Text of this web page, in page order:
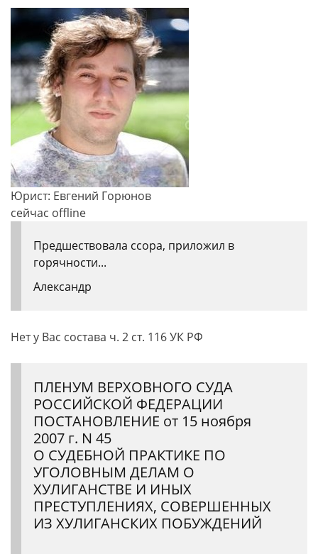
Юрист: Евгений Горюнов
сейчас offline
Предшествовала ссора, приложил в
горячности...
Александр
Нет у Вас состава ч. 2 ст. 116 УК РФ
ПЛЕНУМ ВЕРХОВНОГО СУДА
РОССИЙСКОЙ ФЕДЕРАЦИИ
ПОСТАНОВЛЕНИЕ от 15 ноября
2007 г. N 45
О СУДЕБНОЙ ПРАКТИКЕ ПО
УГОЛОВНЫМ ДЕЛАМ О
ХУЛИГАНСТВЕ И ИНЫХ
ПРЕСТУПЛЕНИЯХ, СОВЕРШЕННЫХ
ИЗ ХУЛИГАНСКИХ ПОБУЖДЕНИЙ